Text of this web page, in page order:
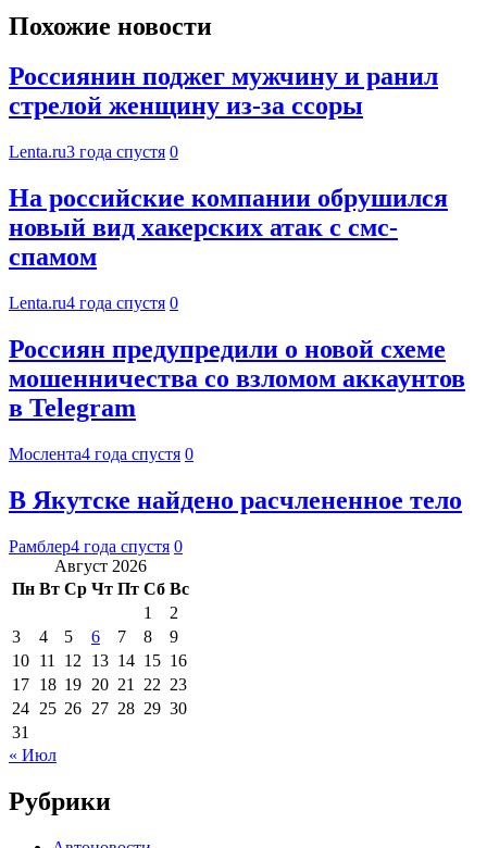
Похожие новости
Россиянин поджег мужчину и ранил
стрелой женщину из-за ссоры
Lenta.ru3 года спустя 0
На российские компании обрушился
новый вид хакерских атак с смс-
спамом
Lenta.ru4 года спустя 0
Россиян предупредили о новой схеме
мошенничества со взломом аккаунтов
в Telegram
Мослента4 года спустя 0
В Якутске найдено расчлененное тело
Рамблер4 года спустя 0
Август 2026
Пн Вт Ср Чт Пт Сб Вс
1
2
3
4 5 6 7 8
9
10 11 12 13 14 15 16
17 18 19 20 21 22 23
24 25 26 27 28 29 30
31
« Июл
Рубрики